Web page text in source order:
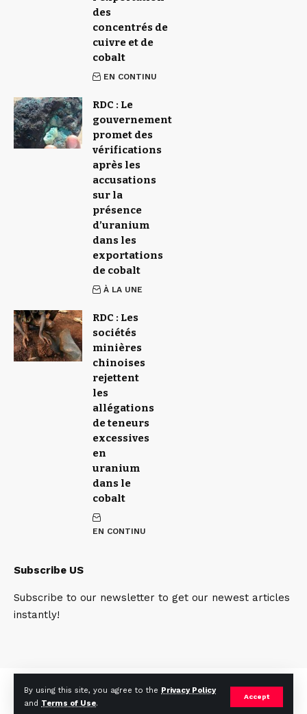
By using this site, you agree to the Privacy Policy
and Terms of Use.
Accept
des
concentrés de
cuivre et de
cobalt
EN CONTINU
RDC : Le
gouvernement
promet des
vérifications
après les
accusations
sur la
présence
d’uranium
dans les
exportations
de cobalt
À LA UNE
RDC : Les
sociétés
minières
chinoises
rejettent
les
allégations
de teneurs
excessives
en
uranium
dans le
cobalt
EN CONTINU
Subscribe US
Subscribe to our newsletter to get our newest articles
instantly!
© 2025. mines.cd. All Rights Reserved.
Qui sommes nous Contact Team